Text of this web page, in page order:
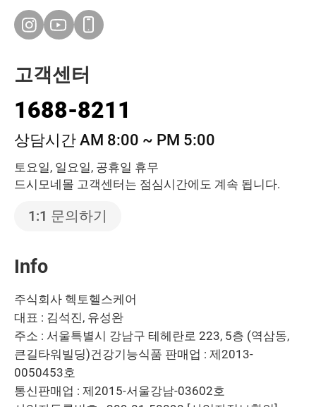
고객센터
1688-8211
상담시간 AM 8:00 ~ PM 5:00
토요일, 일요일, 공휴일 휴무
드시모네몰 고객센터는 점심시간에도 계속 됩니다.
1:1 문의하기
Info
주식회사 헥토헬스케어
대표 : 김석진, 유성완
주소 : 서울특별시 강남구 테헤란로 223, 5층 (역삼동,
큰길타워빌딩)건강기능식품 판매업 : 제2013-
0050453호
통신판매업 : 제2015-서울강남-03602호